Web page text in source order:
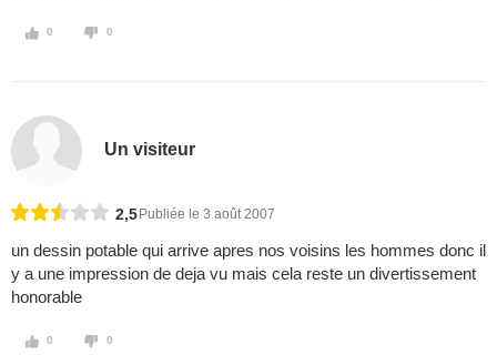
0 0
Un visiteur
2,5 Publiée le 3 août 2007
un dessin potable qui arrive apres nos voisins les hommes donc il
y a une impression de deja vu mais cela reste un divertissement
honorable
0 0